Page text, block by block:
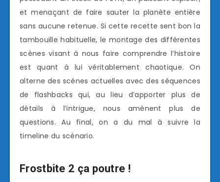
et menaçant de faire sauter la planète entière
sans aucune retenue. Si cette recette sent bon la
tambouille habituelle, le montage des différentes
scènes visant à nous faire comprendre l’histoire
est quant à lui véritablement chaotique. On
alterne des scènes actuelles avec des séquences
de flashbacks qui, au lieu d’apporter plus de
détails à l’intrigue, nous amènent plus de
questions. Au final, on a du mal à suivre la
timeline du scénario.
Frostbite 2 ça poutre !